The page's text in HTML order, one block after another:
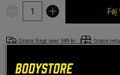
Føj
Gratis fragt over 349 kr Gratis
SKU #T11-BLACK| EAN4260272561562